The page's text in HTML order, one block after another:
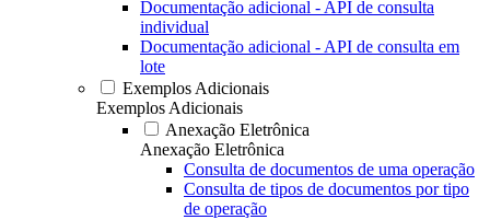
Documentação adicional - API de consulta
individual
Documentação adicional - API de consulta em
lote
Exemplos Adicionais
Exemplos Adicionais
Anexação Eletrônica
Anexação Eletrônica
Consulta de documentos de uma operação
Consulta de tipos de documentos por tipo
de operação